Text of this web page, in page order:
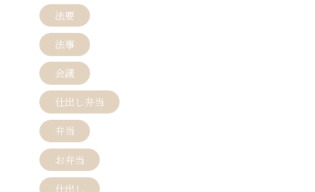
法要
法事
会議
仕出し弁当
弁当
お弁当
仕出し